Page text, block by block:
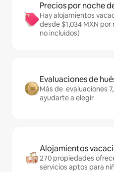
Precios por noche
Hay alojamientos
desde $1,034 MXN
no incluidos)
Evaluaciones de
Más de evaluaciones
ayudarte a elegir
Alojamientos
270 propiedades
servicios aptos para